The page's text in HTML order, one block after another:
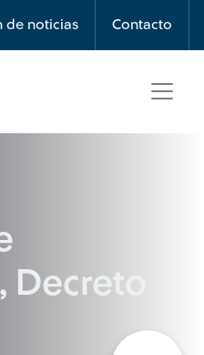
de noticias Contacto